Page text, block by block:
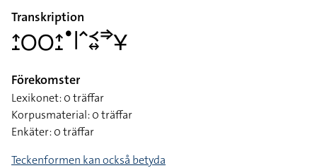
Transkription
􌤴􌤸􌥆􌥆􌤴􌤸􌤟􌥼􌥦􌥹􌦉􌦆􌥃
Förekomster
Lexikonet: 0 träffar
Korpusmaterial: 0 träffar
Enkäter: 0 träffar
Teckenformen kan också betyda